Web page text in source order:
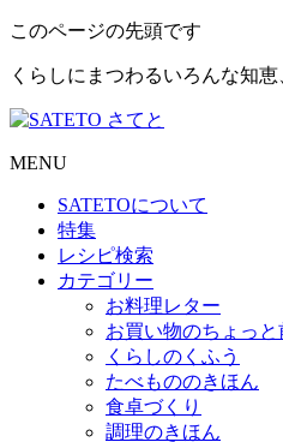
このページの先頭です
くらしにまつわるいろんな知恵
MENU
SATETOについて
特集
レシピ検索
カテゴリー
お料理レター
お買い物のちょっと
くらしのくふう
たべもののきほん
食卓づくり
調理のきほん